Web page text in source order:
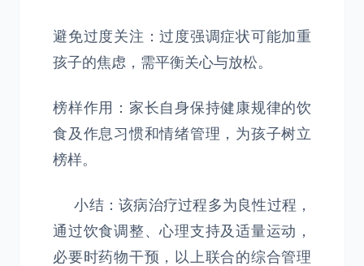
避免过度关注：过度强调症状可能加重
孩子的焦虑，需平衡关心与放松。
榜样作用：家长自身保持健康规律的饮
食及作息习惯和情绪管理，为孩子树立
榜样。
小结：该病治疗过程多为良性过程，
通过饮食调整、心理支持及适量运动，
必要时药物干预，以上联合的综合管理